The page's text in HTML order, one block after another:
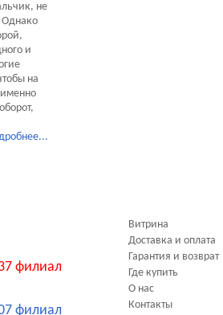
не
Однако
и
на
филиал
филиал
Витрина
Доставка и оплата
Гарантия и возврат
Где купить
О нас
Контакты